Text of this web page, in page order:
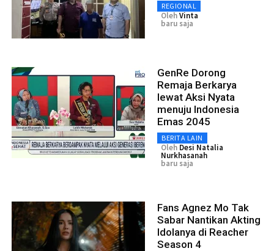
REGIONAL
OlehVinta
baru saja
GenRe Dorong
Remaja Berkarya
lewat Aksi Nyata
menuju Indonesia
Emas 2045
BERITA LAIN
Oleh Desi Natalia
Nurkhasanah
baru saja
Fans Agnez Mo Tak
Sabar Nantikan Akting
Idolanya di Reacher
Season 4